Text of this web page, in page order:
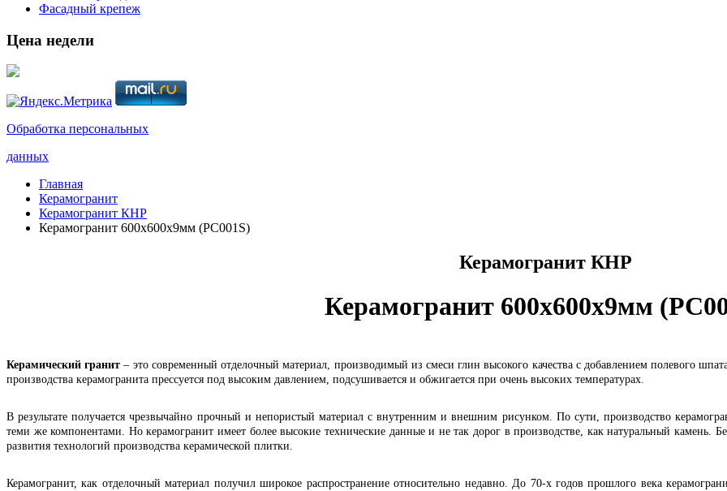
Фасадный крепеж
Цена недели
Обработка персональных
данных
Главная
Керамогранит
Керамогранит КНР
Керамогранит 600х600х9мм (PC001S)
Керамогранит КНР
Керамогранит 600х600х9мм
Керамический гранит – это современный отделочный материал, производимый из смеси глин высокого качества с добавлением полевого
производства керамогранита прессуется под высоким давлением, подсушивается и обжигается при очень высоких температурах.
В результате получается чрезвычайно прочный и непористый материал с внутренним и внешним рисунком. По сути, производство
теми же компонентами. Но керамогранит имеет более высокие технические данные и не так дорог в производстве, как натуральный камень.
развития технологий производства керамической плитки.
Керамогранит, как отделочный материал получил широкое распространение относительно недавно. До 70-х годов прошлого века